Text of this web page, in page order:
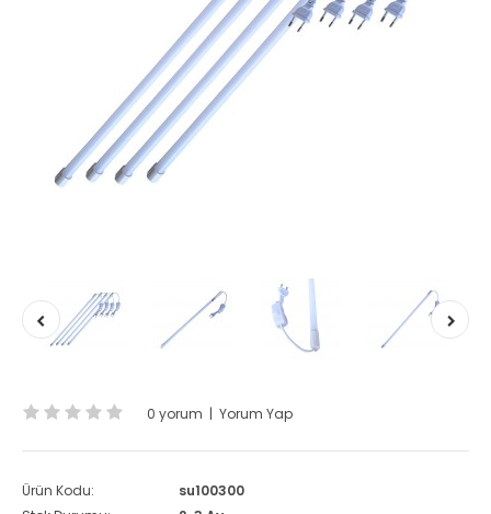
0 yorum | Yorum Yap
Ürün Kodu:
su100300